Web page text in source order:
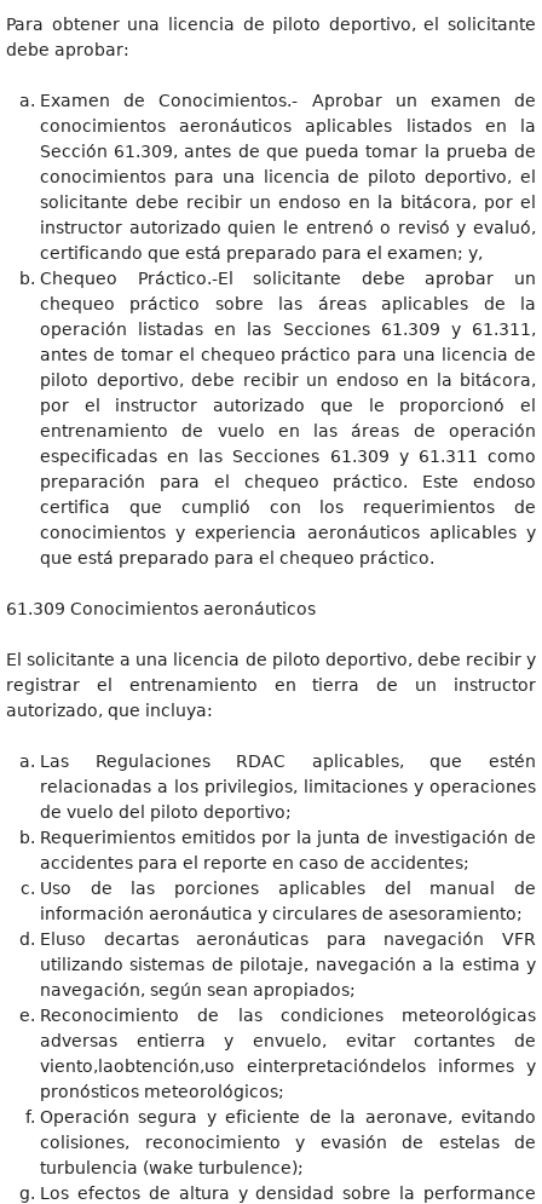
Para obtener una licencia de piloto deportivo, el solicitante
debe aprobar:
Examen de Conocimientos.- Aprobar un examen de
conocimientos aeronáuticos aplicables listados en la
Sección 61.309, antes de que pueda tomar la prueba de
conocimientos para una licencia de piloto deportivo, el
solicitante debe recibir un endoso en la bitácora, por el
instructor autorizado quien le entrenó o revisó y evaluó,
certificando que está preparado para el examen; y,
Chequeo Práctico.-El solicitante debe aprobar un
chequeo práctico sobre las áreas aplicables de la
operación listadas en las Secciones 61.309 y 61.311,
antes de tomar el chequeo práctico para una licencia de
piloto deportivo, debe recibir un endoso en la bitácora,
por el instructor autorizado que le proporcionó el
entrenamiento de vuelo en las áreas de operación
especificadas en las Secciones 61.309 y 61.311 como
preparación para el chequeo práctico. Este endoso
certifica que cumplió con los requerimientos de
conocimientos y experiencia aeronáuticos aplicables y
que está preparado para el chequeo práctico.
61.309 Conocimientos aeronáuticos
El solicitante a una licencia de piloto deportivo, debe recibir y
registrar el entrenamiento en tierra de un instructor
autorizado, que incluya:
Las Regulaciones RDAC aplicables, que estén
relacionadas a los privilegios, limitaciones y operaciones
de vuelo del piloto deportivo;
Requerimientos emitidos por la junta de investigación de
accidentes para el reporte en caso de accidentes;
Uso de las porciones aplicables del manual de
información aeronáutica y circulares de asesoramiento;
Eluso decartas aeronáuticas para navegación VFR
utilizando sistemas de pilotaje, navegación a la estima y
navegación, según sean apropiados;
Reconocimiento de las condiciones meteorológicas
adversas entierra y envuelo, evitar cortantes de
viento,laobtención,uso einterpretacióndelos informes y
pronósticos meteorológicos;
Operación segura y eficiente de la aeronave, evitando
colisiones, reconocimiento y evasión de estelas de
turbulencia (wake turbulence);
Los efectos de altura y densidad sobre la performance